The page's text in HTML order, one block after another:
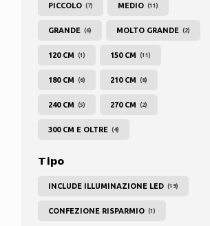
PICCOLO (7) MEDIO (11)
GRANDE (6) MOLTO GRANDE (2)
120 CM (1) 150 CM (11)
180 CM (6) 210 CM (8)
240 CM (5) 270 CM (2)
300 CM E OLTRE (4)
Tipo
INCLUDE ILLUMINAZIONE LED (19)
CONFEZIONE RISPARMIO (1)